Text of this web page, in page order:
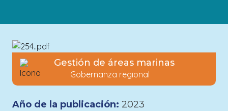
Gestión de áreas marinas
Gobernanza regional
Año de la publicación: 2023